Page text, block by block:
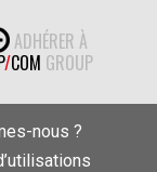
ADHÉRER À
/COM GROUP
nous ?